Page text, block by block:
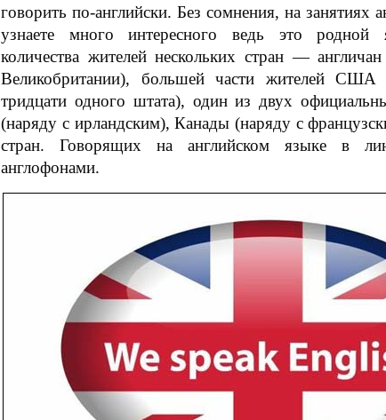
говорить по-английски. Без сомнения, на занятиях
узнаете много интересного ведь это родной
количества жителей нескольких стран —
Великобритании), большей части жителей США
тридцати одного штата), один из двух
(наряду с ирландским), Канады (наряду с
стран. Говорящих на английском языке в
англофонами.